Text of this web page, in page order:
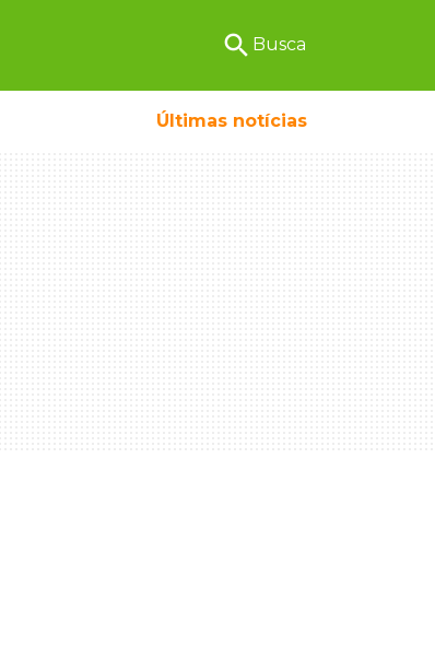
search Busca
Últimas notícias